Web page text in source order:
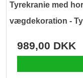
Tyrekranie med
vægdekoration -
989,00 DKK